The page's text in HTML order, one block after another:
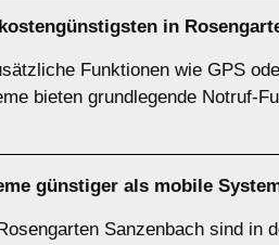
in
Funktionen wie GPS
bieten grundlegende Notruf-
günstiger als mobile
Sanzenbach sind in